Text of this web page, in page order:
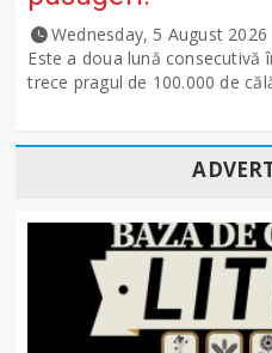
Wednesday, 5 August 2026
Este a doua lună consecutivă
trece pragul de 100.000 de